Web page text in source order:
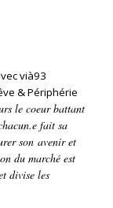
vià93
& Périphérie
le coeur battant
fait sa
son avenir et
du marché est
divise les